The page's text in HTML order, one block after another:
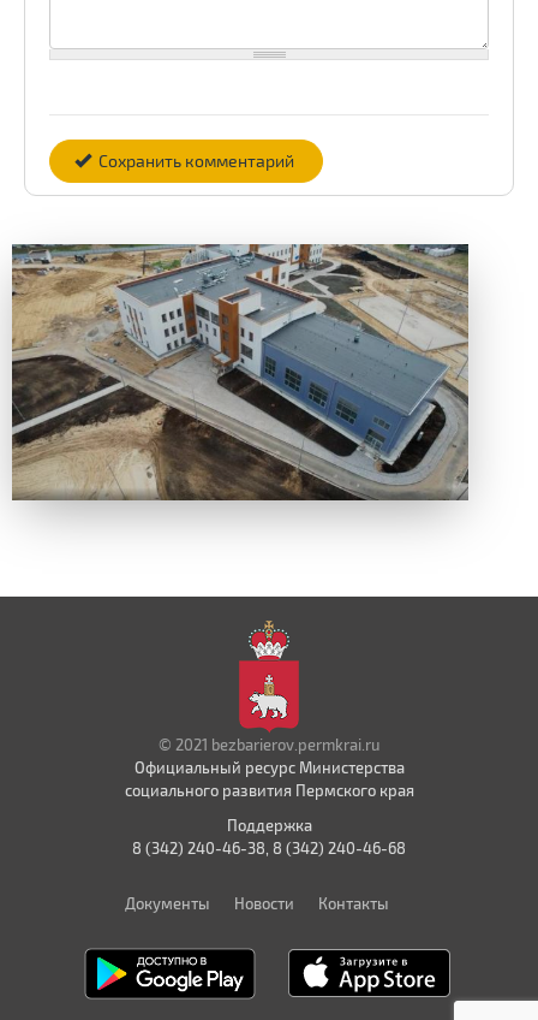
Сохранить комментарий
© 2021 bezbarierov.permkrai.ru
Официальный ресурс Министерства
социального развития Пермского края
Поддержка
8 (342) 240-46-38, 8 (342) 240-46-68
Документы Новости Контакты